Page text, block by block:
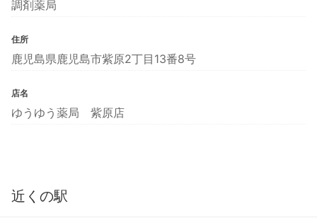
調剤薬局
住所
鹿児島県鹿児島市紫原2丁目13番8号
店名
ゆうゆう薬局 紫原店
近くの駅